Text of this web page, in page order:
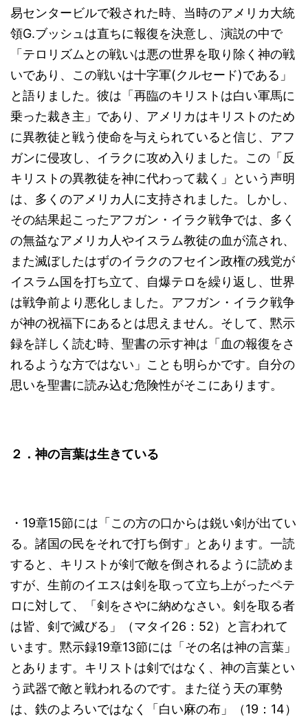
易センタービルで殺された時、当時のアメリカ大統
領G.ブッシュは直ちに報復を決意し、演説の中で
「テロリズムとの戦いは悪の世界を取り除く神の戦
いであり、この戦いは十字軍(クルセード)である」
と語りました。彼は「再臨のキリストは白い軍馬に
乗った裁き主」であり、アメリカはキリストのため
に異教徒と戦う使命を与えられていると信じ、アフ
ガンに侵攻し、イラクに攻め入りました。この「反
キリストの異教徒を神に代わって裁く」という声明
は、多くのアメリカ人に支持されました。しかし、
その結果起こったアフガン・イラク戦争では、多く
の無益なアメリカ人やイスラム教徒の血が流され、
また滅ぼしたはずのイラクのフセイン政権の残党が
イスラム国を打ち立て、自爆テロを繰り返し、世界
は戦争前より悪化しました。アフガン・イラク戦争
が神の祝福下にあるとは思えません。そして、黙示
録を詳しく読む時、聖書の示す神は「血の報復をさ
れるような方ではない」ことも明らかです。自分の
思いを聖書に読み込む危険性がそこにあります。
２．神の言葉は生きている
・19章15節には「この方の口からは鋭い剣が出てい
る。諸国の民をそれで打ち倒す」とあります。一読
すると、キリストが剣で敵を倒されるように読めま
すが、生前のイエスは剣を取って立ち上がったペテ
ロに対して、「剣をさやに納めなさい。剣を取る者
は皆、剣で滅びる」（マタイ26：52）と言われて
います。黙示録19章13節には「その名は神の言葉」
とあります。キリストは剣ではなく、神の言葉とい
う武器で敵と戦われるのです。また従う天の軍勢
は、鉄のよろいではなく「白い麻の布」（19：14）